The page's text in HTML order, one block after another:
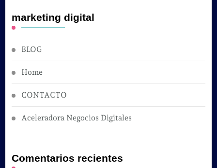
marketing digital
BLOG
Home
CONTACTO
Aceleradora Negocios Digitales
Comentarios recientes